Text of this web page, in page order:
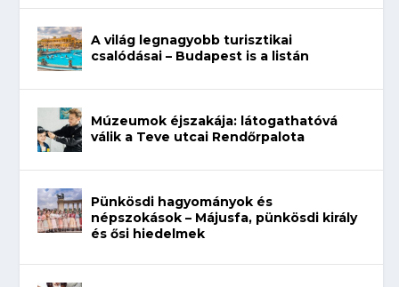
A világ legnagyobb turisztikai
csalódásai – Budapest is a listán
Múzeumok éjszakája: látogathatóvá
válik a Teve utcai Rendőrpalota
Pünkösdi hagyományok és
népszokások – Májusfa, pünkösdi király
és ősi hiedelmek